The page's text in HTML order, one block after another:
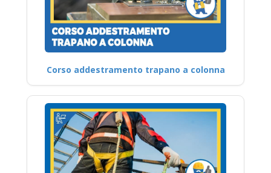
Corso addestramento trapano a colonna